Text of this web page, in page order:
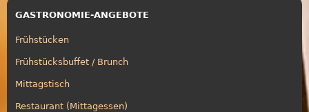
GASTRONOMIE-ANGEBOTE
Frühstücken
Frühstücksbuffet / Brunch
Mittagstisch
Restaurant (Mittagessen)